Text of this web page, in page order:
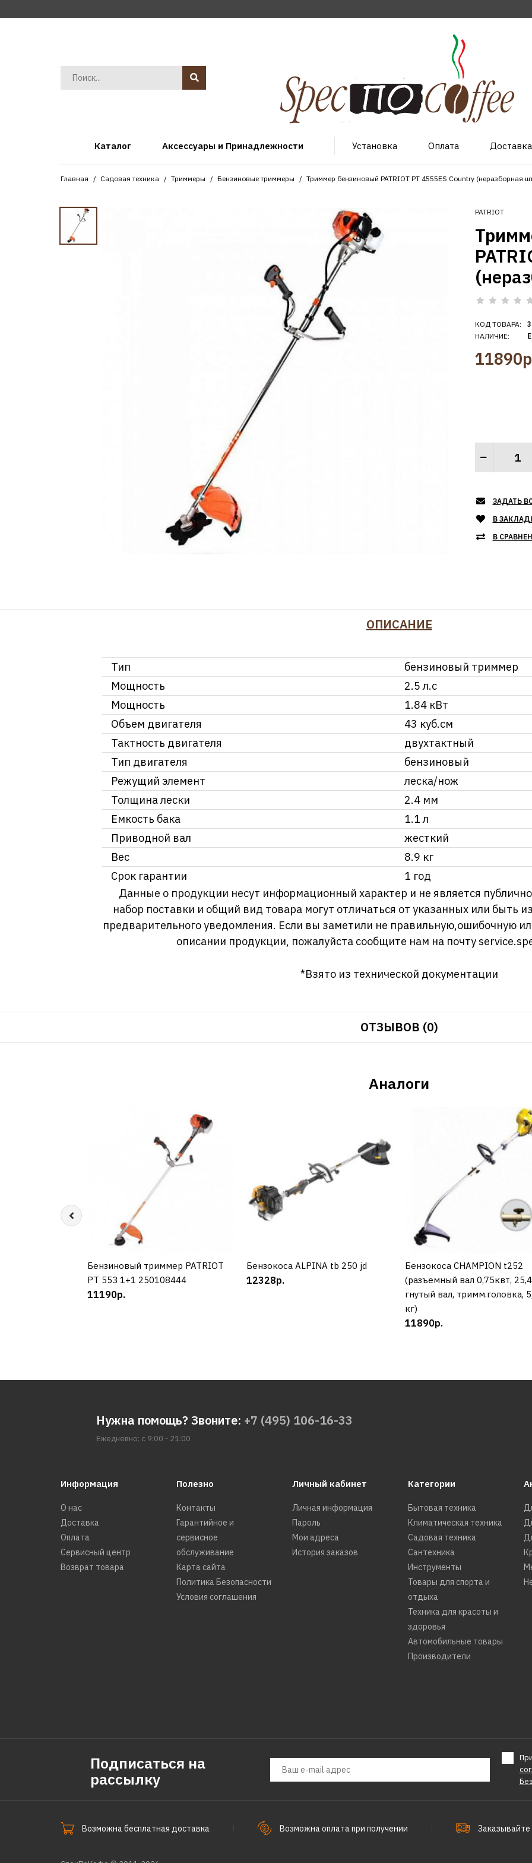
Каталог Аксессуары и Принадлежности Установка Оплата Доставка
Главная Садовая техника Триммеры Бензиновые триммеры Триммер бензиновый PATRIOT PT 4555ES Country (неразборная
PATRIOT
КОД ТОВАРА:
НАЛИЧИЕ:
ЗАДАТЬ
В
В
ОПИСАНИЕ
Тип
бензиновый триммер
Мощность
2.5 л.с
Мощность
1.84 кВт
Объем двигателя
43 куб.см
Тактность двигателя
двухтактный
Тип двигателя
бензиновый
Режущий элемент
леска/нож
Толщина лески
2.4 мм
Емкость бака
1.1 л
Приводной вал
жесткий
Вес
8.9 кг
Срок гарантии
1 год
Данные о продукции несут информационный характер и не является
набор поставки и общий вид товара могут отличаться от указанных или быть
предварительного уведомления. Если вы заметили не правильную,ошибочную
описании продукции, пожалуйста сообщите нам на почту
*Взято из технической документации
ОТЗЫВОВ (0)
Аналоги
КУПИТЬ
Бензиновый триммер PATRIOT
PT 553 1+1 250108444
11190р.
КУПИТЬ
Бензокоса ALPINA tb 250 jd
12328р.
КУПИТЬ
Бензокоса CHAMPION t252
(разъемный вал 0,75квт,
гнутый вал, тримм.головка,
кг)
11890р.
Нужна помощь? Звоните: +7 (495) 106-16-33
Ежедневно: с 9:00 - 21:00
Информация
О нас
Доставка
Оплата
Сервисный центр
Возврат товара
Полезно
Контакты
Гарантийное и
сервисное
обслуживание
Карта сайта
Политика Безопасности
Условия соглашения
Личный кабинет
Личная информация
Пароль
Мои адреса
История заказов
Категории
Бытовая техника
Климатическая техника
Садовая техника
Сантехника
Инструменты
Товары для спорта и
отдыха
Техника для красоты и
здоровья
Автомобильные товары
Производители
Подписаться на
рассылку
Возможна бесплатная доставка Возможна оплата при получении Заказывайте